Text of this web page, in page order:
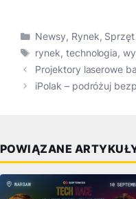
Kategorie
Newsy, Rynek, Sprzęt
Tagi
rynek, technologia,
Projektory laserowe
iPolak – podróżuj
POWIĄZANE